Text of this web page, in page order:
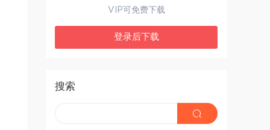
VIP可免费下载
登录后下载
搜索